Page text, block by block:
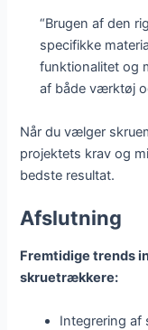
“Brugen af den
specifikke
funktionalitet og
af både værktøj
Når du vælger
projektets krav og
bedste resultat.
Afslutning
Fremtidige trends
skruetrækkere:
Integrering af